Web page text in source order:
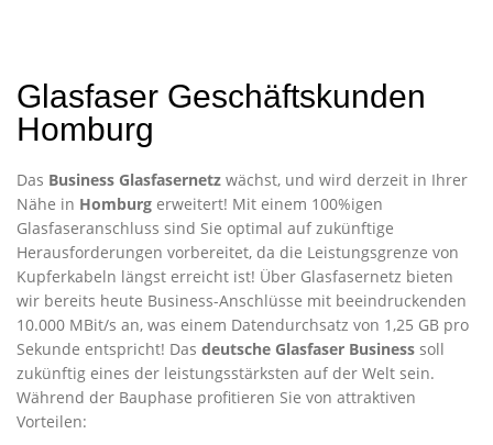
Glasfaser Geschäftskunden
Homburg
Das Business Glasfasernetz wächst, und wird derzeit in Ihrer
Nähe in Homburg erweitert! Mit einem 100%igen
Glasfaseranschluss sind Sie optimal auf zukünftige
Herausforderungen vorbereitet, da die Leistungsgrenze von
Kupferkabeln längst erreicht ist! Über Glasfasernetz bieten
wir bereits heute Business-Anschlüsse mit beeindruckenden
10.000 MBit/s an, was einem Datendurchsatz von 1,25 GB pro
Sekunde entspricht! Das deutsche Glasfaser Business soll
zukünftig eines der leistungsstärksten auf der Welt sein.
Während der Bauphase profitieren Sie von attraktiven
Vorteilen: